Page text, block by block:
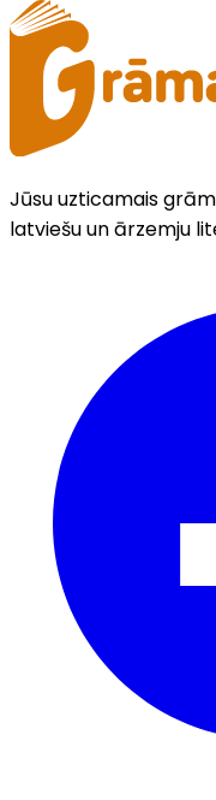
Jūsu uzticamais
latviešu un ārzemju